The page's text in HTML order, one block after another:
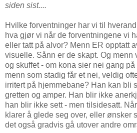
siden sist....
Hvilke forventninger har vi til
hva gjør vi når de forventningene vi
eller tatt på alvor? Menn ER opptatt
visuelle. Sånn er de skapt. Og menn
og skuffet - om kona sier nei gang
menn som stadig får et nei, veldig
irritert på hjemmebane? Han kan bli
gretten og amper. Han blir ikke
han blir ikke sett - men tilsidesatt.
klarer å glede seg over, eller ønsker
det også gradvis gå utover andre